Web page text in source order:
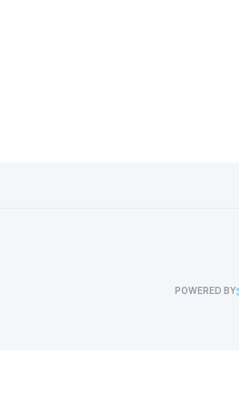
POWERED BY